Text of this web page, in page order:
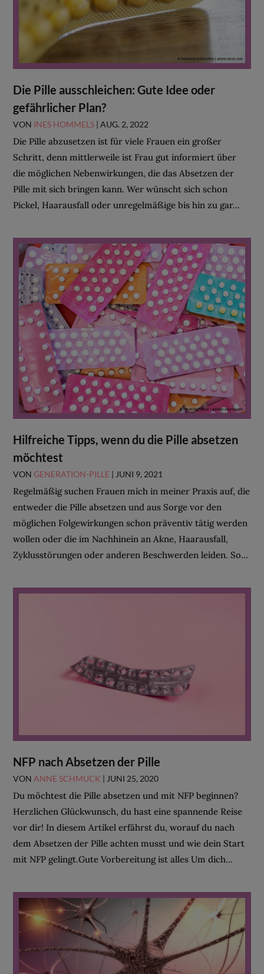
Die Pille ausschleichen: Gute Idee oder
gefährlicher Plan?
VON INES HOMMELS |AUG. 2, 2022
Die Pille abzusetzen ist für viele Frauen ein großer
Schritt, denn mittlerweile ist Frau gut informiert über
die möglichen Nebenwirkungen, die das Absetzen der
Pille mit sich bringen kann. Wer wünscht sich schon
Pickel, Haarausfall oder unregelmäßige bis hin zu gar...
Hilfreiche Tipps, wenn du die Pille absetzen
möchtest
VON GENERATION-PILLE | JUNI 9, 2021
Regelmäßig suchen Frauen mich in meiner Praxis auf, die
entweder die Pille absetzen und aus Sorge vor den
möglichen Folgewirkungen schon präventiv tätig werden
wollen oder die im Nachhinein an Akne, Haarausfall,
Zyklusstörungen oder anderen Beschwerden leiden. So...
NFP nach Absetzen der Pille
VON ANNE SCHMUCK | JUNI 25, 2020
Du möchtest die Pille absetzen und mit NFP beginnen?
Herzlichen Glückwunsch, du hast eine spannende Reise
vor dir! In diesem Artikel erfährst du, worauf du nach
dem Absetzen der Pille achten musst und wie dein Start
mit NFP gelingt.Gute Vorbereitung ist alles Um dich...